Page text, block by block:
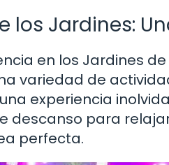
los Jardines:
en los Jardines
variedad de
experiencia
descanso para
perfecta.